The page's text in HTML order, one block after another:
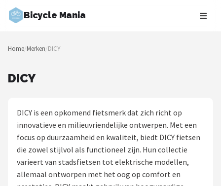
Bicycle Mania
Zoeken
NAVIGATIE
Blog
Fietsroutes
Kinderfietsen
Home/Merken/DICY
DICY
DICY is een opkomend fietsmerk dat zich richt op
innovatieve en milieuvriendelijke ontwerpen. Met een
focus op duurzaamheid en kwaliteit, biedt DICY fietsen
die zowel stijlvol als functioneel zijn. Hun collectie
varieert van stadsfietsen tot elektrische modellen,
allemaal ontworpen met het oog op comfort en